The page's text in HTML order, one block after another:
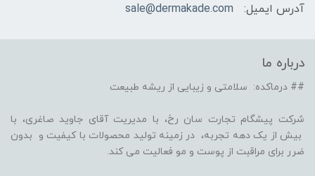
آدرس ایمیل:
sale@dermakade.com
درباره ما
## درماکده: سلامتی و زیبایی از ریشه طبیعت
شرکت پیشگام تجارت سان رخ، با مدیریت آقای جاوید صاغری، با
بیش از یک دهه تجربه، در زمینه تولید محصولات با کیفیت و بدون
ضرر برای مراقبت از پوست و مو فعالیت می کند.